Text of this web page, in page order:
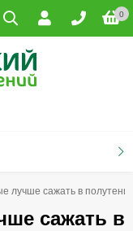
0
лучше сажать в полутени
сажать в